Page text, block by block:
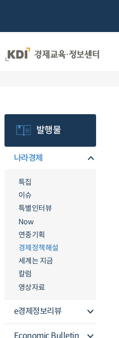
발행물
나라경제
특집
이슈
특별인터뷰
Now
연중기획
경제정책해설
세계는 지금
칼럼
영상자료
e경제정보리뷰
Economic Bulletin